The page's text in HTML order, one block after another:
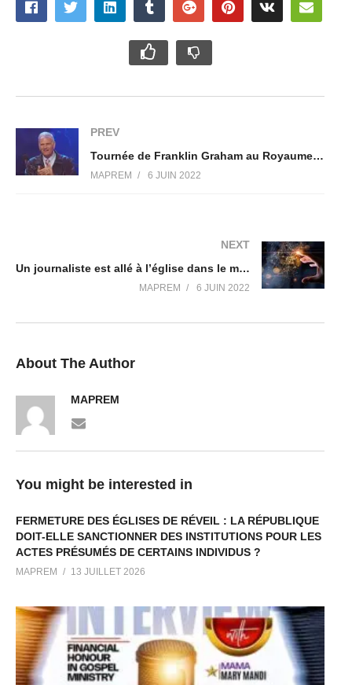
PREV
Tournée de Franklin Graham au Royaume-Uni : Au moins 700 personnes ont accepté Jésus
MAPREM 6 JUIN 2022
NEXT
Un journaliste est allé à l’église dans le metaverse et raconte ce qu’il y a vu
MAPREM 6 JUIN 2022
About The Author
MAPREM
You might be interested in
FERMETURE DES ÉGLISES DE RÉVEIL : LA RÉPUBLIQUE
DOIT-ELLE SANCTIONNER DES INSTITUTIONS POUR LES
ACTES PRÉSUMÉS DE CERTAINS INDIVIDUS ?
MAPREM 13 JUILLET 2026